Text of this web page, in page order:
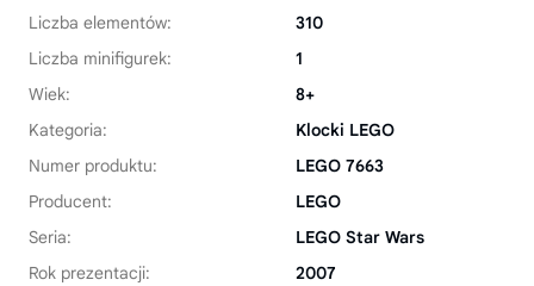
Liczba elementów:
310
Liczba minifigurek:
1
Wiek:
8+
Kategoria:
Klocki LEGO
Numer produktu:
LEGO 7663
Producent:
LEGO
Seria:
LEGO Star Wars
Rok prezentacji:
2007